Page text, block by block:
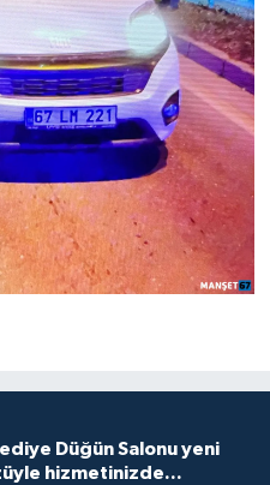
Düğün Salonu yeni
hizmetinizde...